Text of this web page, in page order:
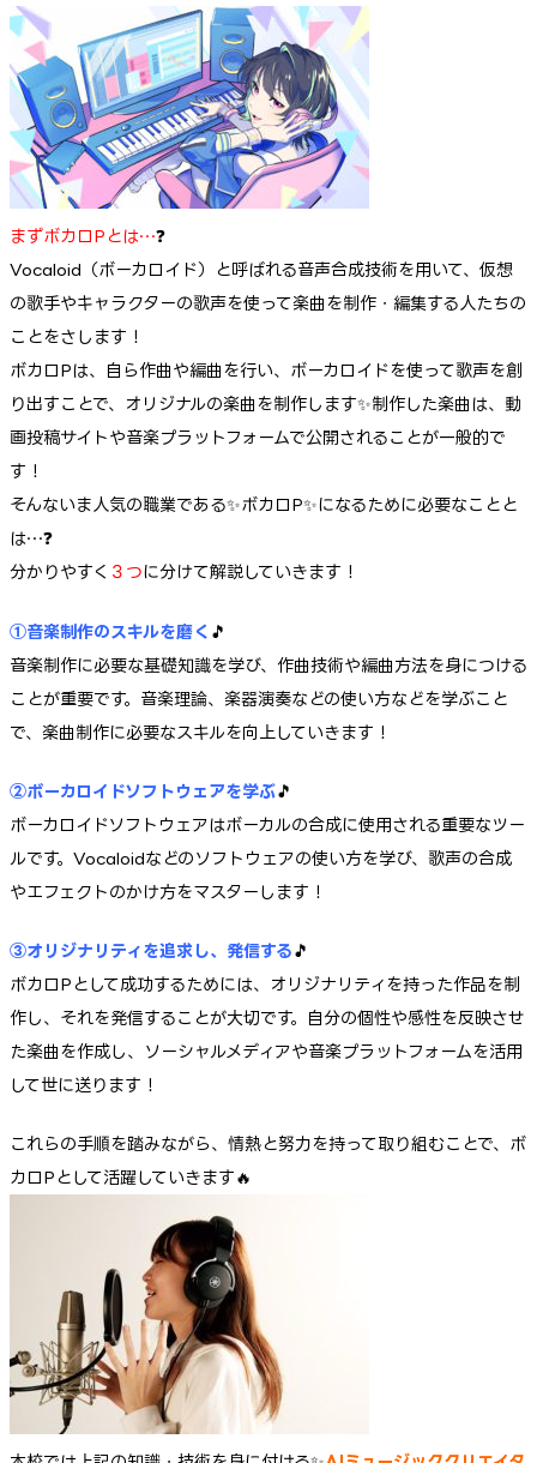
まずボカロPとは…❓
Vocaloid（ボーカロイド）と呼ばれる音声合成技術を用いて、仮想
の歌手やキャラクターの歌声を使って楽曲を制作・編集する人たちの
ことをさします！
ボカロPは、自ら作曲や編曲を行い、ボーカロイドを使って歌声を創
り出すことで、オリジナルの楽曲を制作します✨制作した楽曲は、動
画投稿サイトや音楽プラットフォームで公開されることが一般的で
す！
そんないま人気の職業である✨ボカロP✨になるために必要なことと
は…❓
分かりやすく ３つに分けて解説していきます！
①音楽制作のスキルを磨く 🎵
音楽制作に必要な基礎知識を学び、作曲技術や編曲方法を身につける
ことが重要です。音楽理論、楽器演奏などの使い方などを学ぶこと
で、楽曲制作に必要なスキルを向上していきます！
②ボーカロイドソフトウェアを学ぶ🎵
ボーカロイドソフトウェアはボーカルの合成に使用される重要なツー
ルです。Vocaloidなどのソフトウェアの使い方を学び、歌声の合成
やエフェクトのかけ方をマスターします！
③オリジナリティを追求し、発信する 🎵
ボカロPとして成功するためには、オリジナリティを持った作品を制
作し、それを発信することが大切です。自分の個性や感性を反映させ
た楽曲を作成し、ソーシャルメディアや音楽プラットフォームを活用
して世に送ります！
これらの手順を踏みながら、情熱と努力を持って取り組むことで、ボ
カロPとして活躍していきます🔥